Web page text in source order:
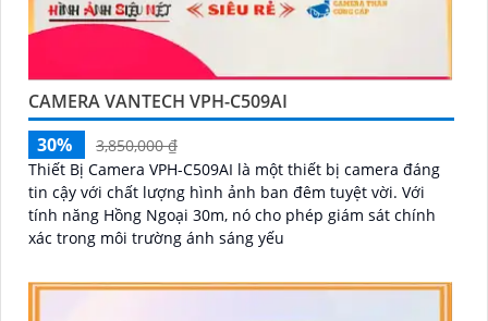
CAMERA VANTECH VPH-C509AI
30%
3,850,000 ₫
Thiết Bị Camera VPH-C509AI là một thiết bị camera đáng
tin cậy với chất lượng hình ảnh ban đêm tuyệt vời. Với
tính năng Hồng Ngoại 30m, nó cho phép giám sát chính
xác trong môi trường ánh sáng yếu